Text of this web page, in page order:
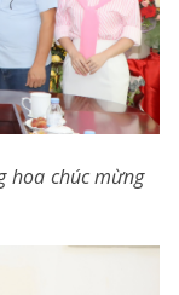
hoa chúc mừng